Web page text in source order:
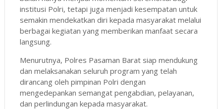
institusi Polri, tetapi juga menjadi kesempatan untuk
semakin mendekatkan diri kepada masyarakat melalui
berbagai kegiatan yang memberikan manfaat secara
langsung.
Menurutnya, Polres Pasaman Barat siap mendukung
dan melaksanakan seluruh program yang telah
dirancang oleh pimpinan Polri dengan
mengedepankan semangat pengabdian, pelayanan,
dan perlindungan kepada masyarakat.